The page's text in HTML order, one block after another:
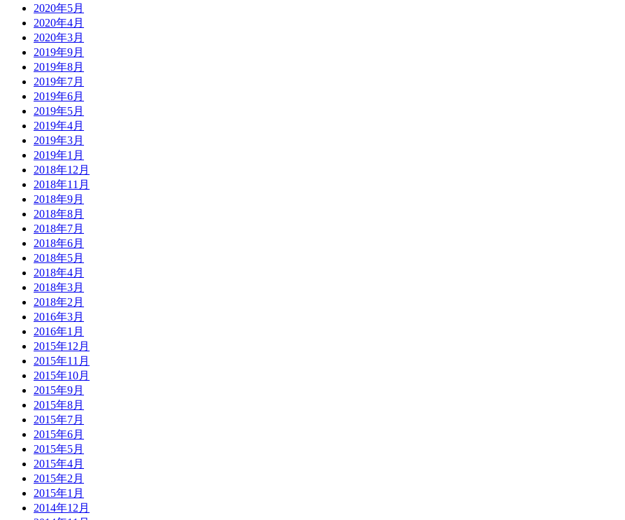
2020年5月
2020年4月
2020年3月
2019年9月
2019年8月
2019年7月
2019年6月
2019年5月
2019年4月
2019年3月
2019年1月
2018年12月
2018年11月
2018年9月
2018年8月
2018年7月
2018年6月
2018年5月
2018年4月
2018年3月
2018年2月
2016年3月
2016年1月
2015年12月
2015年11月
2015年10月
2015年9月
2015年8月
2015年7月
2015年6月
2015年5月
2015年4月
2015年2月
2015年1月
2014年12月